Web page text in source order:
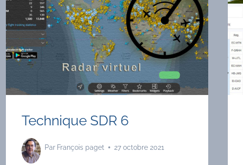
Technique SDR 6
Par François paget 27 octobre 2021